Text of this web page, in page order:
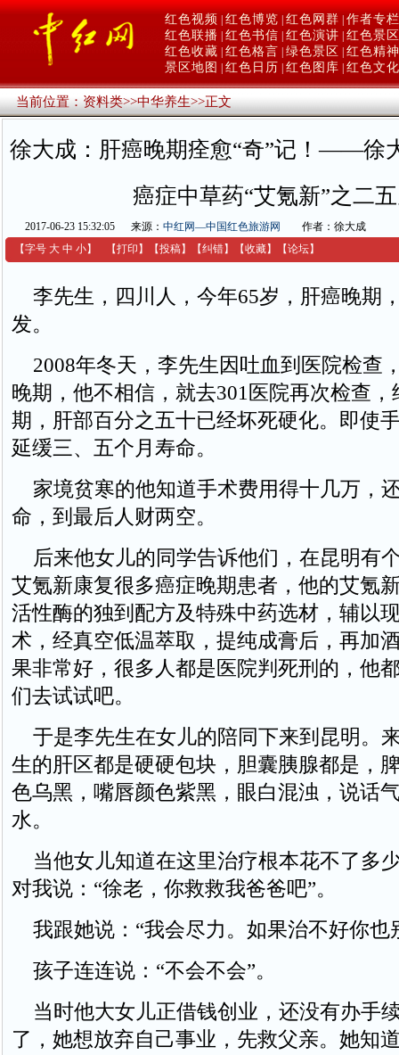
红色视频 红色博览 红色网群 作者专栏
红色联播 红色书信 红色演讲 红色景区
红色收藏 红色格言 绿色景区
红色精神
景区地图
红色日历 红色图库 红色文化
当前位置：资料类>>中华养生>>正文
徐大成：肝癌晚期痊愈“奇”记！——徐
癌症中草药“艾氪新”之二
2017-06-23 15:32:05 来源： 中红网—中国红色旅游网
作者：徐大成
【字号 大 中 小】 【打印 】 【投稿】 【纠错】 【收藏】 【论坛】
李先生，四川人，今年65岁，肝癌晚期
发。
2008年冬天，李先生因吐血到医院检查
晚期，他不相信，就去301医院再次检查，
期，肝部百分之五十已经坏死硬化。即使
延缓三、五个月寿命。
家境贫寒的他知道手术费用得十几万，
命，到最后人财两空。
后来他女儿的同学告诉他们，在昆明有
艾氪新康复很多癌症晚期患者，他的艾氪
活性酶的独到配方及特殊中药选材，辅以
术，经真空低温萃取，提纯成膏后，再加
果非常好，很多人都是医院判死刑的，他
们去试试吧。
于是李先生在女儿的陪同下来到昆明。
生的肝区都是硬硬包块，胆囊胰腺都是，
色乌黑，嘴唇颜色紫黑，眼白混浊，说话
水。
当他女儿知道在这里治疗根本花不了多
对我说：“徐老，你救救我爸爸吧”。
我跟她说：“我会尽力。如果治不好你也
孩子连连说：“不会不会”。
当时他大女儿正借钱创业，还没有办手
了，她想放弃自己事业，先救父亲。她知